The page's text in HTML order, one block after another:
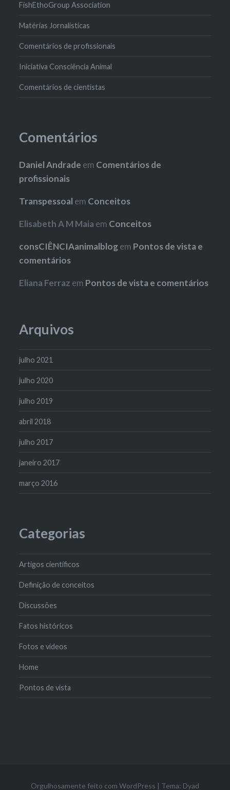
FishEthoGroup Association
Matérias Jornalísticas
Comentários de profissionais
Iniciativa Consciência Animal
Comentários de cientistas
Comentários
Daniel Andrade em Comentários de
profissionais
Transpessoal em Conceitos
Elisabeth A M Maia em Conceitos
consCIÊNCIAanimalblogem Pontos de vista e
comentários
Eliana Ferraz em Pontos de vista e comentários
Arquivos
julho 2021
julho 2020
julho 2019
abril 2018
julho 2017
janeiro 2017
março 2016
Categorias
Artigos científicos
Definição de conceitos
Discussões
Fatos históricos
Fotos e vídeos
Home
Pontos de vista
Orgulhosamente feito com WordPress | Tema: Dyad